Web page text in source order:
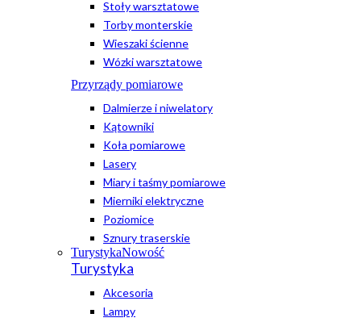
Stoły warsztatowe
Torby monterskie
Wieszaki ścienne
Wózki warsztatowe
Przyrządy pomiarowe
Dalmierze i niwelatory
Kątowniki
Koła pomiarowe
Lasery
Miary i taśmy pomiarowe
Mierniki elektryczne
Poziomice
Sznury traserskie
TurystykaNowość
Turystyka
Akcesoria
Lampy